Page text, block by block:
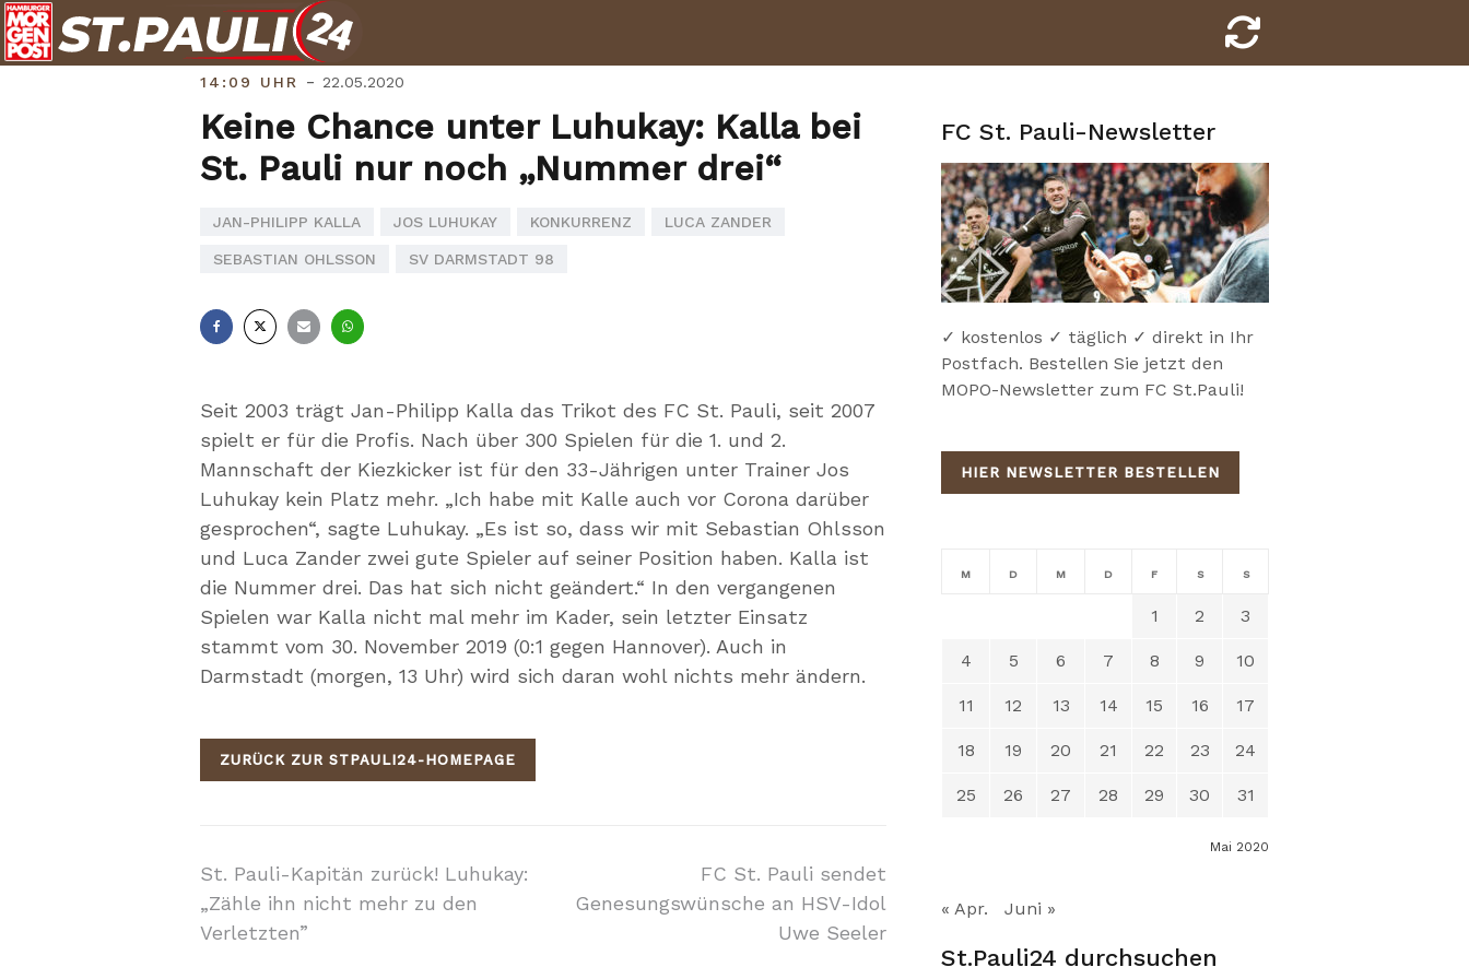
Skip
to
content
14:09 UHR - 22.05.2020
Keine Chance unter Luhukay: Kalla bei
St. Pauli nur noch „Nummer drei“
JAN-PHILIPP KALLA JOS LUHUKAY KONKURRENZ LUCA ZANDER
SEBASTIAN OHLSSON SV DARMSTADT 98
Seit 2003 trägt Jan-Philipp Kalla das Trikot des FC St. Pauli, seit 2007
spielt er für die Profis. Nach über 300 Spielen für die 1. und 2.
Mannschaft der Kiezkicker ist für den 33-Jährigen unter Trainer Jos
Luhukay kein Platz mehr. „Ich habe mit Kalle auch vor Corona darüber
gesprochen“, sagte Luhukay. „Es ist so, dass wir mit Sebastian Ohlsson
und Luca Zander zwei gute Spieler auf seiner Position haben. Kalla ist
die Nummer drei. Das hat sich nicht geändert.“ In den vergangenen
Spielen war Kalla nicht mal mehr im Kader, sein letzter Einsatz
stammt vom 30. November 2019 (0:1 gegen Hannover). Auch in
Darmstadt (morgen, 13 Uhr) wird sich daran wohl nichts mehr ändern.
ZURÜCK ZUR STPAULI24-HOMEPAGE
Beitragsnavigation
St. Pauli-Kapitän zurück! Luhukay:
„Zähle ihn nicht mehr zu den
Verletzten”
FC St. Pauli sendet
Genesungswünsche an HSV-Idol
Uwe Seeler
FC St. Pauli-Newsletter
✓ kostenlos ✓ täglich ✓ direkt in Ihr
Postfach. Bestellen Sie jetzt den
MOPO-Newsletter zum FC St.Pauli!
HIER NEWSLETTER BESTELLEN
Mai 2020
M D M D F S S
1 2 3
4 5 6 7 8 9 10
11 12 13 14 15 16 17
18 19 20 21 22 23 24
25 26 27 28 29 30 31
« Apr. Juni »
St.Pauli24 durchsuchen